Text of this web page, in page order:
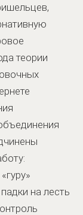
теории
на лесть